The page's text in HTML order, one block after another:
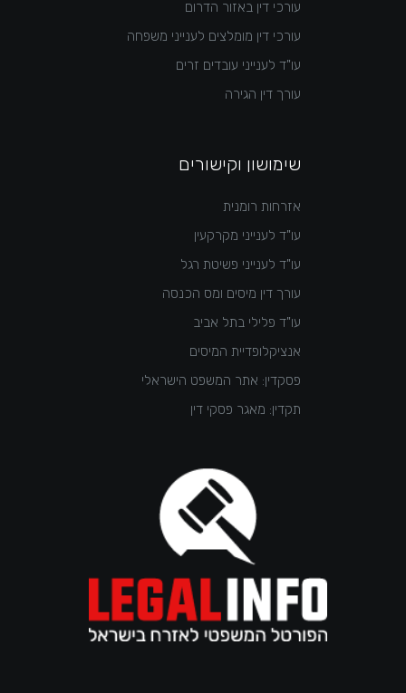
עורכי דין באזור הדרום
עורכי דין מומלצים לענייני משפחה
עו"ד לענייני עובדים זרים
עורך דין הגירה
שימושון וקישורים
אזרחות רומנית
עו"ד לענייני מקרקעין
עו"ד לענייני פשיטת רגל
עורך דין מיסים ומס הכנסה
עו"ד פלילי בתל אביב
אנציקלופדיית המיסים
פסקדין: אתר המשפט הישראלי
תקדין: מאגר פסקי דין